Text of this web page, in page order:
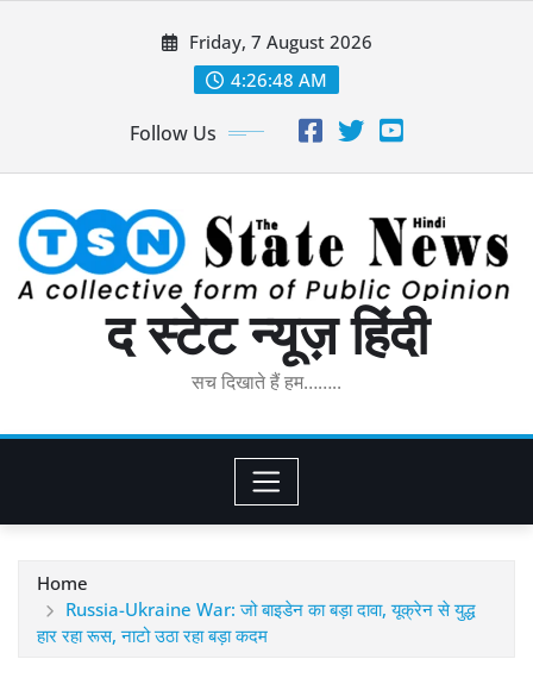
Friday, 7 August 2026
4:26:49 AM
Follow Us
द स्टेट न्यूज़ हिंदी
सच दिखाते हैं हम……..
Home
Russia-Ukraine War: जो बाइडेन का बड़ा दावा, यूक्रेन से युद्ध
हार रहा रूस, नाटो उठा रहा बड़ा कदम